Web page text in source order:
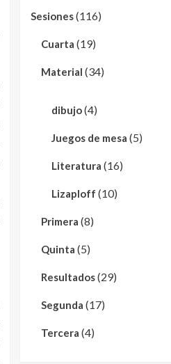
Sesiones(116)
Cuarta (19)
Material (34)
dibujo(4)
Juegos de mesa (5)
Literatura (16)
Lizaploff (10)
Primera (8)
Quinta (5)
Resultados(29)
Segunda (17)
Tercera (4)